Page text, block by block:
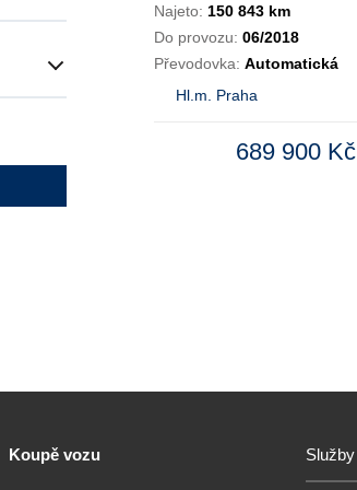
Najeto: 150 843 km
Do provozu: 06/2018
Převodovka: Automatická
Hl.m. Praha
689 900 Kč
Koupě vozu Služby